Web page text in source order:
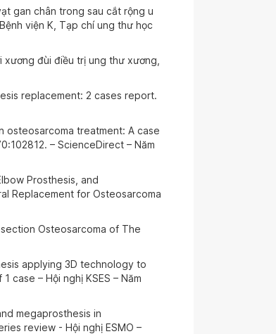
gan chân trong sau cắt rộng u
viện K, Tạp chí ung thư học
đùi điều trị ung thư xương,
replacement: 2 cases report.
osteosarcoma treatment: A case
– ScienceDirect – Năm
Prosthesis, and
Replacement for Osteosarcoma
Osteosarcoma of The
applying 3D technology to
case – Hội nghị KSES – Năm
megaprosthesis in
review - Hội nghị ESMO –